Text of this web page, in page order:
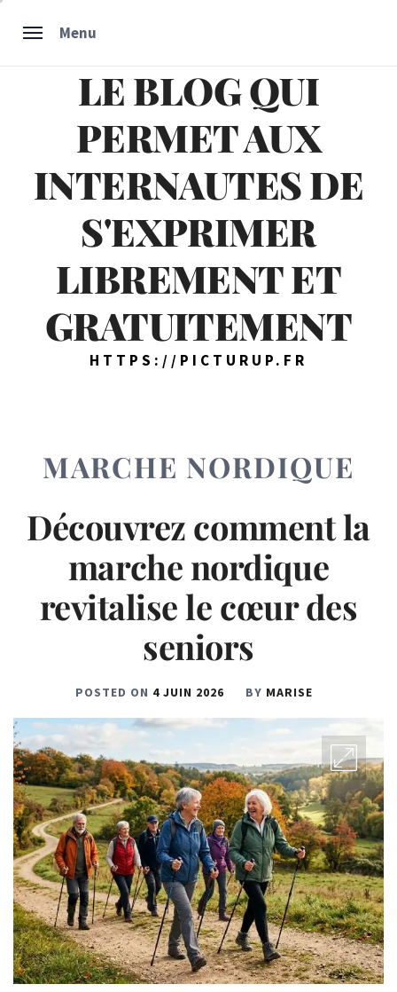
Menu
LE BLOG QUI
PERMET AUX
INTERNAUTES DE
S'EXPRIMER
LIBREMENT ET
GRATUITEMENT
HTTPS://PICTURUP.FR
MARCHE NORDIQUE
Découvrez comment la
marche nordique
revitalise le cœur des
seniors
POSTED ON 4 JUIN 2026 BY MARISE